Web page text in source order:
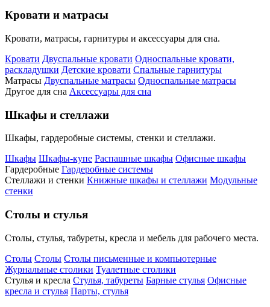
Кровати и матрасы
Кровати, матрасы, гарнитуры и аксессуары для сна.
Кровати Двуспальные кровати Односпальные кровати,
раскладушки Детские кровати Спальные гарнитуры
Матрасы Двуспальные матрасы Односпальные матрасы
Другое для сна Аксессуары для сна
Шкафы и стеллажи
Шкафы, гардеробные системы, стенки и стеллажи.
Шкафы Шкафы-купе Распашные шкафы Офисные шкафы
Гардеробные Гардеробные системы
Стеллажи и стенки Книжные шкафы и стеллажи Модульные
стенки
Столы и стулья
Столы, стулья, табуреты, кресла и мебель для рабочего места.
Столы Столы Столы письменные и компьютерные
Журнальные столики Туалетные столики
Стулья и кресла Стулья, табуреты Барные стулья Офисные
кресла и стулья Парты, стулья